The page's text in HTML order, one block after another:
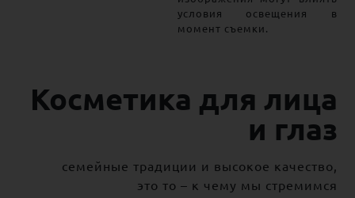
условия освещения в
момент съемки.
Косметика для лица
и глаз
семейные традиции и высокое качество,
это то – к чему мы стремимся